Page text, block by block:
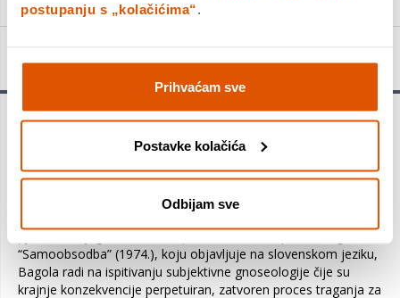
postupanju s „kolačićima“.
Prihvaćam sve
Postavke kolačića
Odbijam sve
Božidar Brezinščak Bagola, pjesnik, prozaik, esejist i
prevoditelj 2007. obilježio je 60. godinu života. Njegov je
spisateljski rad u mnogočemu određen njegovom
dvojezičnošću. Komunikacijski procjep između slovenskoga i
hrvatskoga jezika Bagola je kapitalizirao kao poetsko izvorište
pjesama “Bjegunac svete uspomene” (1971.) preko druge
“Samoobsodba” (1974.), koju objavljuje na slovenskom jeziku,
Bagola radi na ispitivanju subjektivne gnoseologije čije su
krajnje konzekvencije perpetuiran, zatvoren proces traganja za